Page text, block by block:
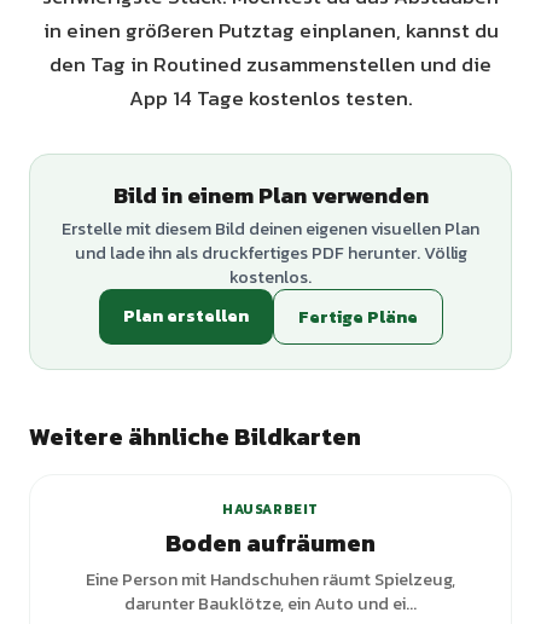
in einen größeren Putztag einplanen, kannst du
den Tag in Routined zusammenstellen und die
App 14 Tage kostenlos testen.
Bild in einem Plan verwenden
Erstelle mit diesem Bild deinen eigenen visuellen Plan
und lade ihn als druckfertiges PDF herunter. Völlig
kostenlos.
Plan erstellen
Fertige Pläne
Weitere ähnliche Bildkarten
HAUSARBEIT
Boden aufräumen
Eine Person mit Handschuhen räumt Spielzeug,
darunter Bauklötze, ein Auto und ei...